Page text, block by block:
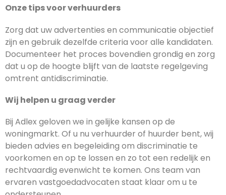
Onze tips voor verhuurders
Zorg dat uw advertenties en communicatie objectief
zijn en gebruik dezelfde criteria voor alle kandidaten.
Documenteer het proces bovendien grondig en zorg
dat u op de hoogte blijft van de laatste regelgeving
omtrent antidiscriminatie.
Wij helpen u graag verder
Bij Adlex geloven we in gelijke kansen op de
woningmarkt. Of u nu verhuurder of huurder bent, wij
bieden advies en begeleiding om discriminatie te
voorkomen en op te lossen en zo tot een redelijk en
rechtvaardig evenwicht te komen. Ons team van
ervaren vastgoedadvocaten staat klaar om u te